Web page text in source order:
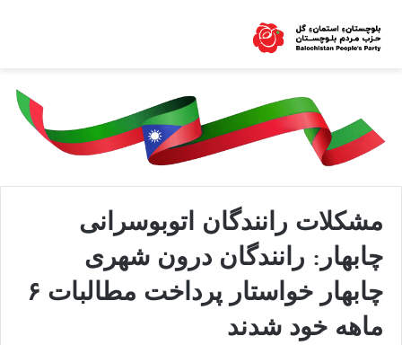
مشکلات رانندگان اتوبوسرانی
چابهار: رانندگان درون شهری
چابهار خواستار پرداخت مطالبات ۶
ماهه خود شدند